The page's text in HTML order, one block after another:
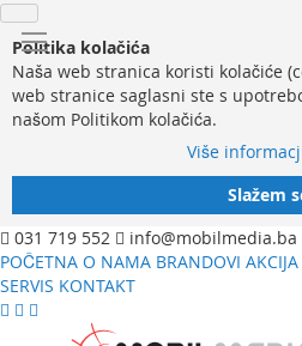
Politika kolačića
Naša web stranica koristi kolačiće
web stranice saglasni ste s
našom Politikom kolačića.
Više
Slažem
031 719 552
info@mobilmedia.ba
POČETNA O NAMA BRANDOVI AKCIJA
SERVIS KONTAKT